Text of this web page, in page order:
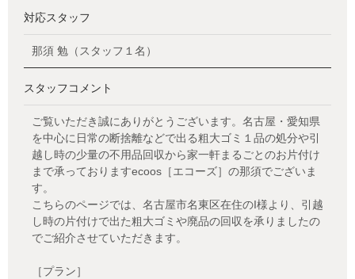
対応スタッフ
那須 勉（スタッフ１名）
スタッフコメント
ご覧いただき誠にありがとうございます。名古屋・愛知県
を中心に日常の断捨離などで出る粗大ゴミ１品の処分や引
越し時の少量の不用品回収から家一軒まるごとのお片付け
まで承っておりますecoos［エコーズ］の那須でございま
す。
こちらのページでは、名古屋市名東区在住のI様より、引越
し時の片付けで出た粗大ゴミや廃品の回収を承りましたの
でご紹介させていただきます。
［プラン］